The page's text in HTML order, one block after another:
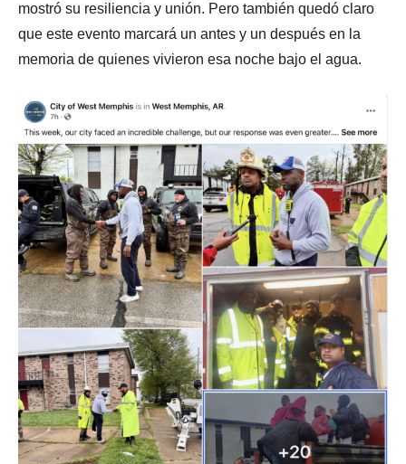
mostró su resiliencia y unión. Pero también quedó claro
que este evento marcará un antes y un después en la
memoria de quienes vivieron esa noche bajo el agua.